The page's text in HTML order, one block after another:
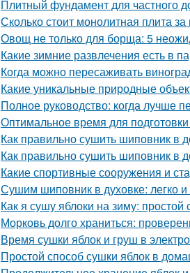
Плитный фундамент для частного
Сколько стоит монолитная плита
Овощ не только для борща: 5
Какие зимние развлечения есть в
Когда можно пересаживать
Какие уникальные природные
Полное руководство: когда лучше
Оптимальное время для
Как правильно сушить шиповник в
Как правильно сушить шиповник в
Какие спортивные сооружения и
Сушим шиповник в духовке: легко
Как я сушу яблоки на зиму:
Морковь долго храниться:
Время сушки яблок и груш в
Простой способ сушки яблок в